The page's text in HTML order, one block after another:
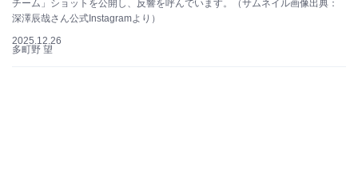
チーム」ショットを公開し、反響を呼んでいます。（サムネイル画像出典：
深澤辰哉さん公式Instagramより）
2025.12.26
多町野 望